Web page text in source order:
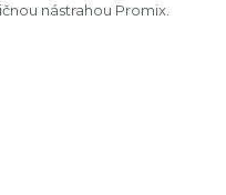
nástrahou Promix.